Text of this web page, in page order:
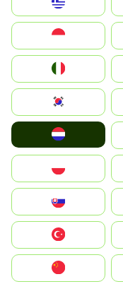
South Korea
United States
中國香港特別行政區